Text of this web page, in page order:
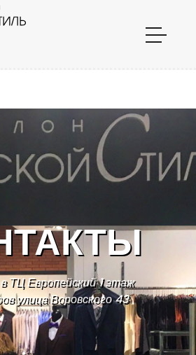
город Киров улица Воровского
ТЦ Европейский 1 этаж
улица Воровского 43